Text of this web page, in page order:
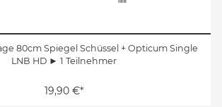
80cm Spiegel Schüssel + Opticum Single
LNB HD ► 1 Teilnehmer
19,90 €*